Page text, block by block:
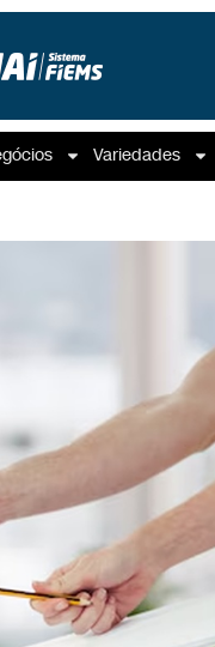
Variedades